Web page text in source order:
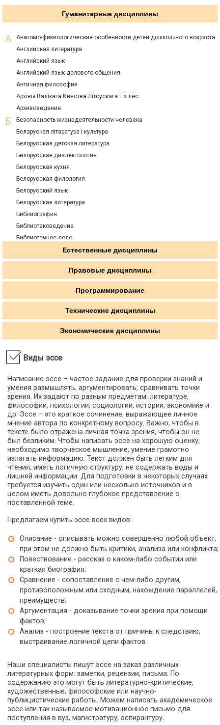
Гуманитарные дисциплины
Анатомо-физиологические особенности детей дошкольного возраста
Английская литература
Английский язык
Английский язык делового общения
Античная философия
Архiвы Вялiкага Княства Лiтоускага i ix лёс
Архивоведение
Безопасность жизнедеятельности человека
Беларуская лiтаратура i культура
Белорусская детская литература
Белорусская диалектология
Белорусская кухня
Белорусская филология
Белорусский язык
Белорусская литература
Библиография
Библиотековедение
Библиотечное дело
Библиотечно-информационное обслуживание
Биография
Введение в литературоведение
Введение в учительскую профессию
Введение в языкознание
Великая Отечественная Война
Виртуальная психология
ВОВ советского народа в контексте второй мировой
Восприятие фольклорных текстов дошкольниками
Востоковедение
Всемирная история
Всеобщая история
Всеобщая история искусства
Гiстарычная граматыка
Гендерная психология
Гендерная социология
Гимнастика и методика преподавания
Говорение на основе чтения
Декоративное рисование
Детская психология
Дидактика
Дифференциальная психология
Дошкольная олигофренопсихология
Дошкольная педагогика
Журналистика
Зарубежная история
Зарубежная литература
Инженерная психология
Иностранные языки
Иностранный язык делового общения
Иностранный язык для специальных целей
Интерпретация художественного текста
Информационная культура
Естественные дисциплины
Правовые дисциплины
Программирование
Технические дисциплины
Экономические дисциплины
Виды эссе
Написание эссе – частое задание для проверки знаний и
умения размышлять, аргументировать, сравнивать точки
зрения. Их задают по разным предметам: литературе,
философии, психологии, социологии, истории, экономике и
др. Эссе – это краткое сочинение, выражающее личное
мнение автора по конкретному вопросу. Важно, чтобы в
тексте было отражена личная точка зрения, чтобы он не
был безликим. Чтобы написать эссе на хорошую оценку,
необходимо творческое мышление, умение грамотно
излагать информацию. Текст должен быть легким для
чтения, иметь логичную структуру, не содержать воды и
лишней информации. Для подготовки в некоторых случаях
требуется изучить один или несколько источников и в
целом иметь довольно глубокое представление о
поставленной теме.
Предлагаем купить эссе всех видов:
Описание - описывать можно совершенно любой объект,
при этом не должно быть критики, анализа или конфликта;
Повествование - рассказ о каком-либо событии или
краткая биография;
Сравнение - сопоставление с чем-либо другим,
противоположным или сходным, нахождение параллелей,
преимуществ;
Аргументация - доказывание точки зрения при помощи
фактов;
Анализ - построение текста от причины к следствию,
выстраивание логичной цепи фактов.
Наши специалисты пишут эссе на заказ различных
литературных форм: заметки, рецензии, письма. По
содержанию это могут быть литературно-критические,
художественные, философские или научно-
публицистические работы. Можем написать академическое
эссе или так называемое мотивационное письмо для
поступления в вуз, магистратуру, аспирантуру.